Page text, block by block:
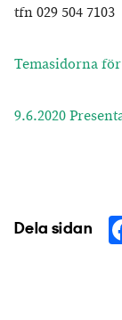
tfn 029 504 7103
Temasidorna
9.6.2020
Dela sidan